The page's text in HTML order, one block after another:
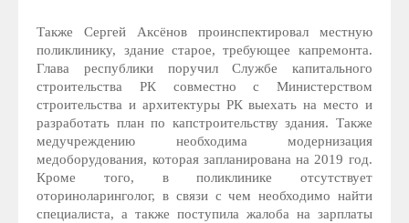
Также Сергей Аксёнов проинспектировал местную
поликлинику, здание старое, требующее капремонта.
Глава республики поручил Службе капитального
строительства РК совместно с Министерством
строительства и архитектуры РК выехать на место и
разработать план по капстроительству здания. Также
медучреждению необходима модернизация
медоборудования, которая запланирована на 2019 год.
Кроме того, в поликлинике отсутствует
оториноларинголог, в связи с чем необходимо найти
специалиста, а также поступила жалоба на зарплаты